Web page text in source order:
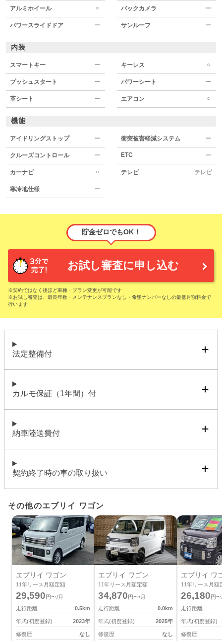
アルミホイール ○ バックカメラ ー
パワースライドドア ー サンルーフ ー
内装
スマートキー ー キーレス ○
プッシュスタート ー パワーシート ー
革シート ー エアコン ○
機能
アイドリングストップ ー 衝突被害軽減システム ー
クルーズコントロール ー ETC ー
カーナビ ○ テレビ テレビ
寒冷地仕様 ー
貯金ゼロでもOK！
お試し審査に申し込む
※契約ではなく後ほど車種・プラン変更が可能です
※お試し審査は、最長年数・メンテナンスプランなし・希望ナンバーなしの最低月額料金で
行います
法定整備付
カルモ保証（1年間）付
納車陸送費付
契約終了時の車の取り扱い
その他のエブリイ ワゴン
エブリイ ワゴン
11年リース月額定額
29,590円〜/月
走行距離
0.5km
年式(初度登録) 2023年
修復歴 なし
エブリイ ワゴン
11年リース月額定額
34,870円〜/月
走行距離
0.0km
年式(初度登録) 2025年
修復歴 なし
エブリイ ワ
11年リース月額
26,180円
走行距離
年式(初度登録)
修復歴